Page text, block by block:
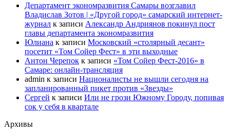
Департамент экономразвития Самары возглавил
Владислав Зотов | «Другой город» самарский интернет-
журнал к записи Александр Андриянов покинул пост
главы департамента экономразвития
Юлиана к записи Московский «столярный десант»
посетит «Том Сойер Фест» в эти выходные
Антон Черепок к записи «Том Сойер Фест-2016» в
Самаре: онлайн-трансляция
admin к записи Националисты не вышли сегодня на
запланированный пикет против «Звезды»
Сергей к записи Или не грози Южному Городу, попивая
сок у себя в квартале
Архивы